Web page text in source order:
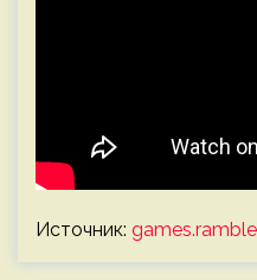
Источник: